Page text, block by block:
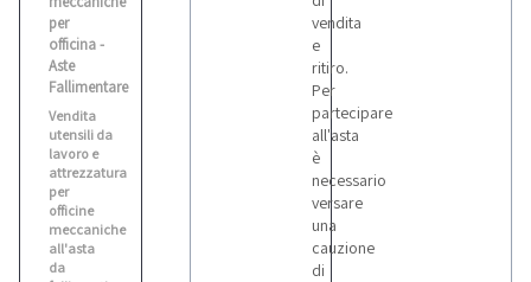
per
officina -
Aste
Fallimentare
Vendita
utensili da
lavoro e
attrezzatura
per
officine
meccaniche
all'asta
da
vendita
e
ritiro.
Per
partecipare
all'asta
è
necessario
versare
una
cauzione
di